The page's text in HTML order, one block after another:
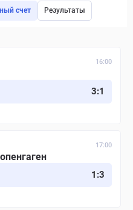
счет Результаты
16:00
3:1
17:00
1 :3